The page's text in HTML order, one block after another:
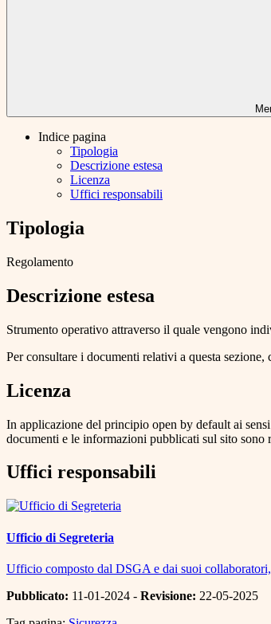
Indice pagina
Tipologia
Descrizione estesa
Licenza
Uffici responsabili
Tipologia
Regolamento
Descrizione estesa
Strumento operativo attraverso il quale vengono
Per consultare i documenti relativi a questa sezione,
Licenza
In applicazione del principio open by default ai
documenti e le informazioni pubblicati sul sito
Uffici responsabili
Ufficio di Segreteria
Ufficio composto dal DSGA e dai suoi
Pubblicato: 11-01-2024 - Revisione: 22-05-2025